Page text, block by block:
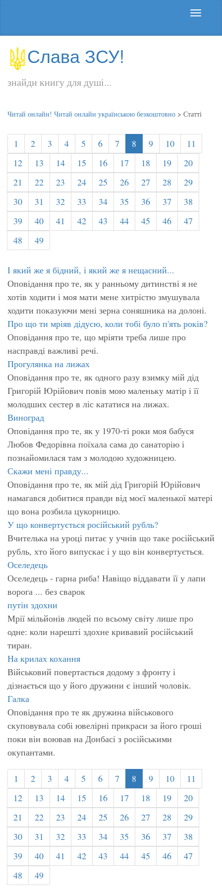
Слава ЗСУ!
знайди книгу для душі...
Читай онлайн! Читай онлайн українською безкоштовно > Статті
1 2 3 4 5 6 7 8 9 10
11
12
13 14 15 16 17 18 19
20
21
22 23 24 25 26 27 28
29
30
31 32 33 34 35 36 37
38
39
40 41 42 43 44 45 46
47
48
49
І який же я бідний, і який же я нещасний...
Оповідання про те, як у ранньому дитинстві я не
хотів ходити і моя мати мене хитрістю змушувала
ходити показуючи мені зерна соняшника на долоні.
Про що ти мріяв дідусю, коли тобі було п'ять років?
Оповідання про те, що мріяти треба лише про
насправді важливі речі.
Прогулянка на лижах
Оповідання про те, як одного разу взимку мій дід
Григорій Юрійович повів мою маленьку матір і її
молодших сестер в ліс кататися на лижах.
Виноград
Оповідання про те, як у 1970-ті роки моя бабуся
Любов Федорівна поїхала сама до санаторію і
познайомилася там з молодою художницею.
Скажи мені правду...
Оповідання про те, як мій дід Григорій Юрійович
намагався добитися правди від моєї маленької матері
що вона розбила цукорницю.
У що конвертується російський рубль?
Вчителька на уроці питає у учнів що таке російський
рубль, хто його випускає і у що він конвертується.
Оселедець
Оселедець - гарна риба! Навіщо віддавати її у лапи
ворога ... без сварок
путін здохни
Мрії мільйонів людей по всьому світу лише про
одне: коли нарешті здохне кривавий російський
тиран.
На крилах кохання
Військовий повертається додому з фронту і
дізнається що у його дружини є інший чоловік.
Галка
Оповідання про те як дружина військового
скуповувала собі ювелірні прикраси за його гроші
поки він воював на Донбасі з російськими
окупантами.
1 2 3 4 5 6 7 8 9 10
11
12
13 14 15 16 17 18 19
20
21
22 23 24 25 26 27 28
29
30
31 32 33 34 35 36 37
38
39
40 41 42 43 44 45 46
47
48
49